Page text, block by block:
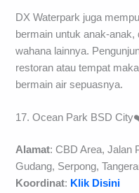
DX Waterpark juga
bermain untuk anak-
wahana lainnya.
restoran atau tempat
bermain air sepuasnya.
17. Ocean Park BSD
Alamat: CBD Area, Jalan
Gudang, Serpong,
Koordinat: Klik Disini